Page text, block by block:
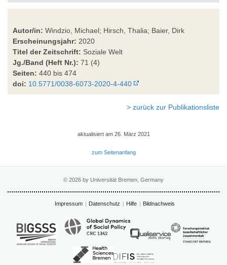
Autor/in: Windzio, Michael; Hirsch, Thalia; Baier, Dirk
Erscheinungsjahr: 2020
Titel der Zeitschrift: Soziale Welt
Jg./Band (Heft Nr.): 71 (4)
Seiten: 440 bis 474
doi: 10.5771/0038-6073-2020-4-440
> zurück zur Publikationsliste
aktualisiert am 26. März 2021
zum Seitenanfang
© 2026 by Universität Bremen, Germany
Impressum Datenschutz Hilfe Bildnachweis